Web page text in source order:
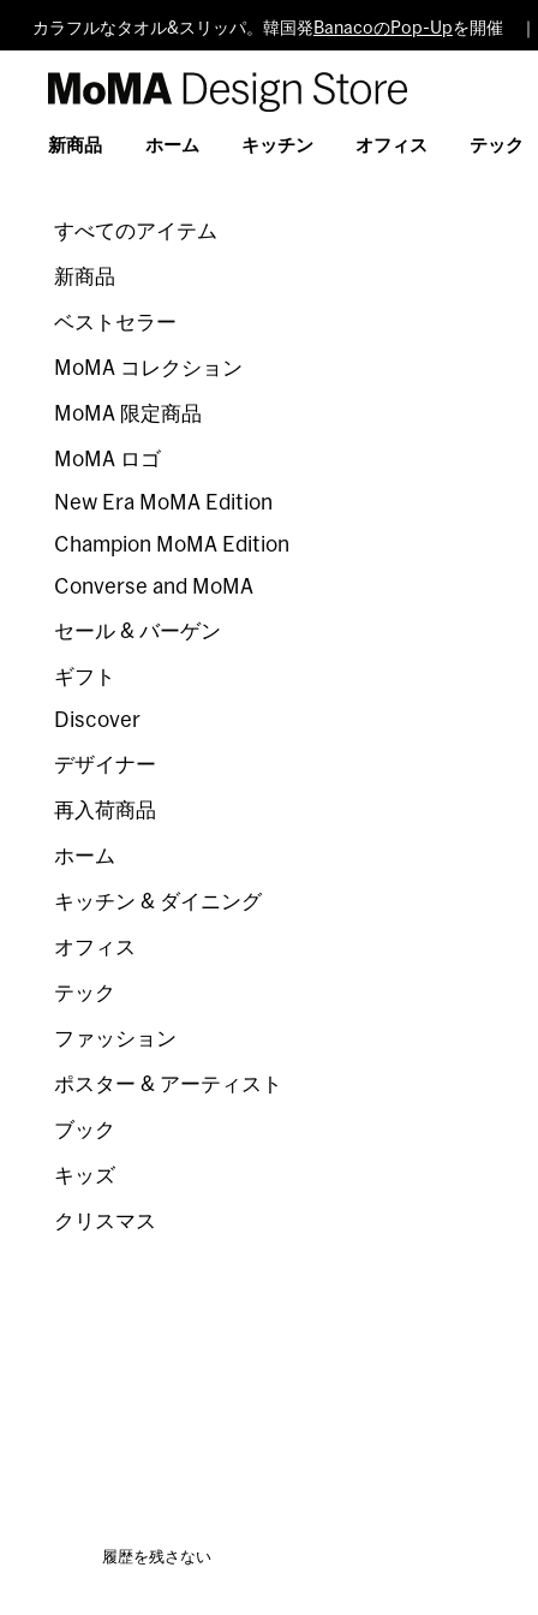
カラフルなタオル&スリッパ。韓国発 BanacoのPop-Upを開催
Design
新商品 ホーム キッチン オフィス テック
すべてのアイテム
新商品
ベストセラー
MoMA コレクション
MoMA 限定商品
MoMA ロゴ
New Era MoMA Edition
Champion MoMA Edition
Converse and MoMA
セール & バーゲン
ギフト
Discover
デザイナー
再入荷商品
ホーム
キッチン & ダイニング
オフィス
テック
ファッション
ポスター & アーティスト
ブック
キッズ
クリスマス
履歴を残さない